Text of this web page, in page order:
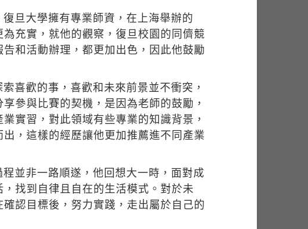
旦大學擁有專業師資，在上海舉辦的
充實，就他的觀察，復旦校園的同儕競
和活動辦理，都更加出色，因此他鼓勵
喜歡的事，喜歡和未來前景並不衝突，
參與比賽的契機，是因為老師的鼓勵，
實習，對此領域有些專業的知識背景，
，這樣的經歷讓他更加推薦進不同產業
並非一路順遂，他回想大一時，面對成
找到自律且自在的生活模式。對於未
認目標後，努力實踐，走出屬於自己的